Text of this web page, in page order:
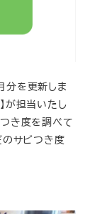
分を更新しま
が担当いたし
き度を調べて
のサビつき度